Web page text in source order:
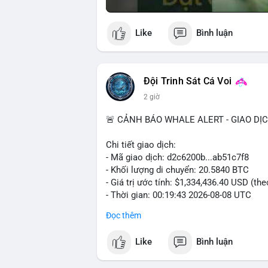
Like Bình luận
Đội Trinh Sát Cá Voi
2 giờ
🚨 CẢNH BÁO WHALE ALERT - GIAO
Chi tiết giao dịch:
- Mã giao dịch: d2c6200b...ab51c7f8
- Khối lượng di chuyển: 20.5840 BTC
- Giá trị ước tính: $1,334,436.40 USD
- Thời gian: 00:19:43 2026-08-08 UTC
Nhận định phân tích: Giao dịch 20.58
đủ tạo áp lực bán trực tiếp lên sàn.
Đọc thêm
Like Bình luận